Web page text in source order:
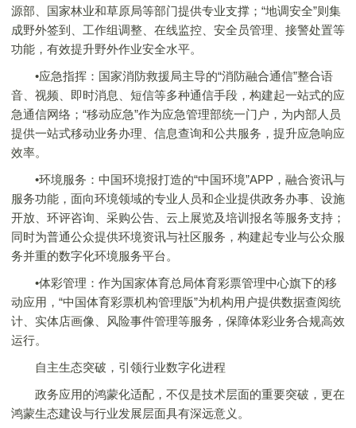
源部、国家林业和草原局等部门提供专业支撑；“地调安全”则集
成野外签到、工作组调整、在线监控、安全员管理、接警处置等
功能，有效提升野外作业安全水平。
•应急指挥：国家消防救援局主导的“消防融合通信”整合语
音、视频、即时消息、短信等多种通信手段，构建起一站式的应
急通信网络；“移动应急”作为应急管理部统一门户，为内部人员
提供一站式移动业务办理、信息查询和公共服务，提升应急响应
效率。
•环境服务：中国环境报打造的“中国环境”APP，融合资讯与
服务功能，面向环境领域的专业人员和企业提供政务办事、设施
开放、环评咨询、采购公告、云上展览及培训报名等服务支持；
同时为普通公众提供环境资讯与社区服务，构建起专业与公众服
务并重的数字化环境服务平台。
•体彩管理：作为国家体育总局体育彩票管理中心旗下的移
动应用，“中国体育彩票机构管理版”为机构用户提供数据查阅统
计、实体店画像、风险事件管理等服务，保障体彩业务合规高效
运行。
自主生态突破，引领行业数字化进程
政务应用的鸿蒙化适配，不仅是技术层面的重要突破，更在
鸿蒙生态建设与行业发展层面具有深远意义。